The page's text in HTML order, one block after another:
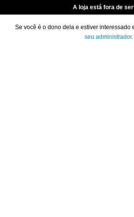
A loja está fora de
Se você é o dono dela e estiver interessado
seu administrador.